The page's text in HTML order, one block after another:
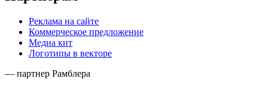
Реклама на сайте
Коммерческое предложение
Медиа кит
Логотипы в векторе
— партнер Рамблера